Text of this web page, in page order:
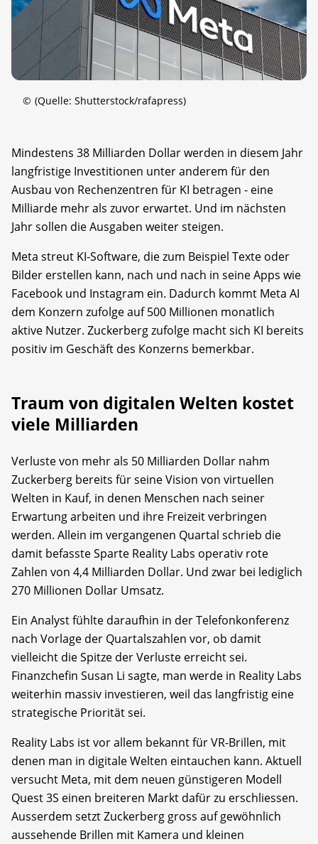
© (Quelle: Shutterstock/rafapress)
Mindestens 38 Milliarden Dollar werden in diesem Jahr
langfristige Investitionen unter anderem für den
Ausbau von Rechenzentren für KI betragen - eine
Milliarde mehr als zuvor erwartet. Und im nächsten
Jahr sollen die Ausgaben weiter steigen.
Meta streut KI-Software, die zum Beispiel Texte oder
Bilder erstellen kann, nach und nach in seine Apps wie
Facebook und Instagram ein. Dadurch kommt Meta AI
dem Konzern zufolge auf 500 Millionen monatlich
aktive Nutzer. Zuckerberg zufolge macht sich KI bereits
positiv im Geschäft des Konzerns bemerkbar.
Traum von digitalen Welten kostet
viele Milliarden
Verluste von mehr als 50 Milliarden Dollar nahm
Zuckerberg bereits für seine Vision von virtuellen
Welten in Kauf, in denen Menschen nach seiner
Erwartung arbeiten und ihre Freizeit verbringen
werden. Allein im vergangenen Quartal schrieb die
damit befasste Sparte Reality Labs operativ rote
Zahlen von 4,4 Milliarden Dollar. Und zwar bei lediglich
270 Millionen Dollar Umsatz.
Ein Analyst fühlte daraufhin in der Telefonkonferenz
nach Vorlage der Quartalszahlen vor, ob damit
vielleicht die Spitze der Verluste erreicht sei.
Finanzchefin Susan Li sagte, man werde in Reality Labs
weiterhin massiv investieren, weil das langfristig eine
strategische Priorität sei.
Reality Labs ist vor allem bekannt für VR-Brillen, mit
denen man in digitale Welten eintauchen kann. Aktuell
versucht Meta, mit dem neuen günstigeren Modell
Quest 3S einen breiteren Markt dafür zu erschliessen.
Ausserdem setzt Zuckerberg gross auf gewöhnlich
aussehende Brillen mit Kamera und kleinen